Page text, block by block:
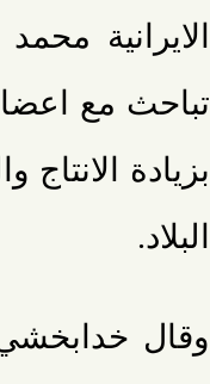
الايرانية
تباحث مع
بزيادة
البلاد.
وقال